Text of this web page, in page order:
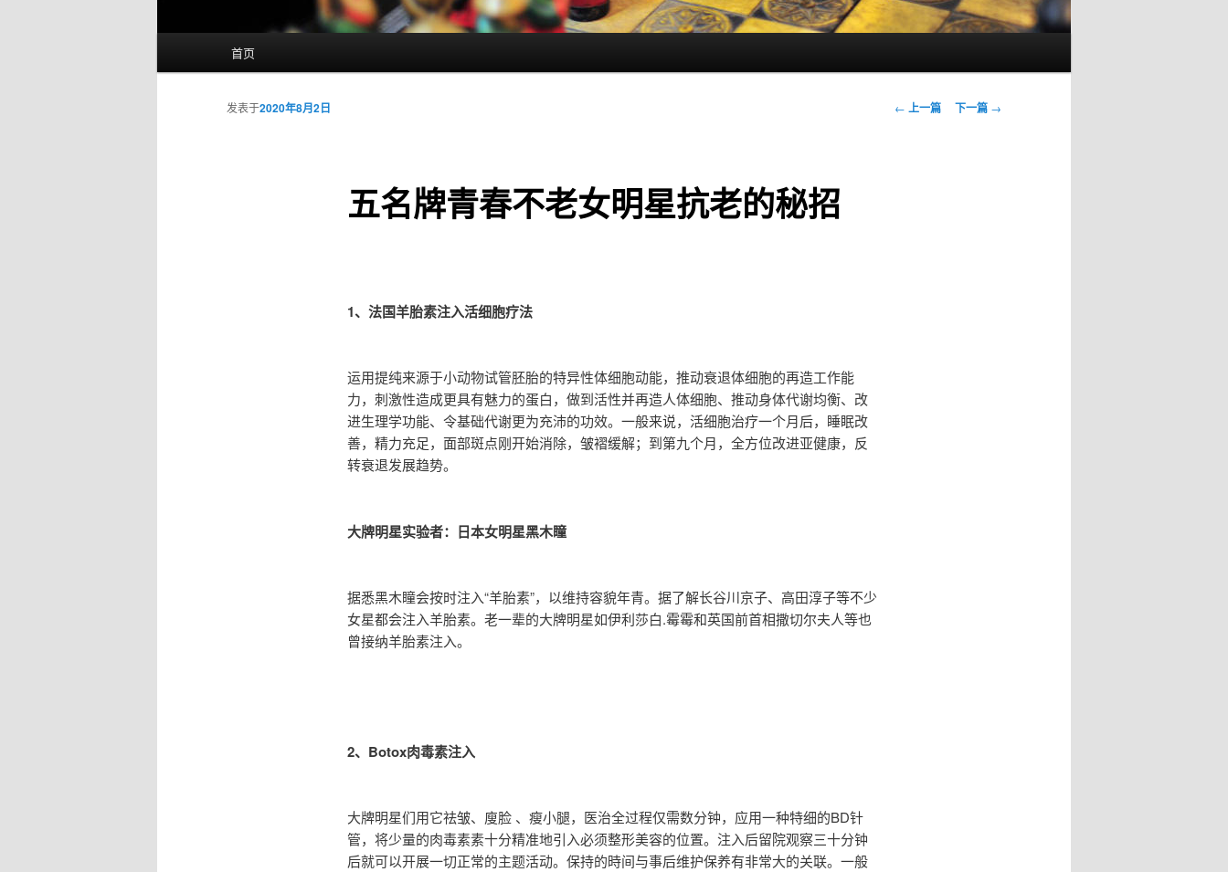
首页
文
← 上一篇 下一篇 →
五名牌青春不老女明星抗老的秘招
发表于2020年8月2日
1、法国羊胎素注入活细胞疗法
运用提纯来源于小动物试管胚胎的特异性体细胞动能，推动衰退体细胞的再造工作能
力，刺激性造成更具有魅力的蛋白，做到活性并再造人体细胞、推动身体代谢均衡、改
进生理学功能、令基础代谢更为充沛的功效。一般来说，活细胞治疗一个月后，睡眠改
善，精力充足，面部斑点刚开始消除，皱褶缓解；到第九个月，全方位改进亚健康，反
转衰退发展趋势。
大牌明星实验者：日本女明星黑木瞳
据悉黑木瞳会按时注入“羊胎素”，以维持容貌年青。据了解长谷川京子、高田淳子等不少
女星都会注入羊胎素。老一辈的大牌明星如伊利莎白.霉霉和英国前首相撒切尔夫人等也
曾接纳羊胎素注入。
2、Botox肉毒素注入
大牌明星们用它祛皱、廋脸 、瘦小腿，医治全过程仅需数分钟，应用一种特细的BD针
管，将少量的肉毒素素十分精准地引入必须整形美容的位置。注入后留院观察三十分钟
后就可以开展一切正常的主题活动。保持的時间与事后维护保养有非常大的关联。一般